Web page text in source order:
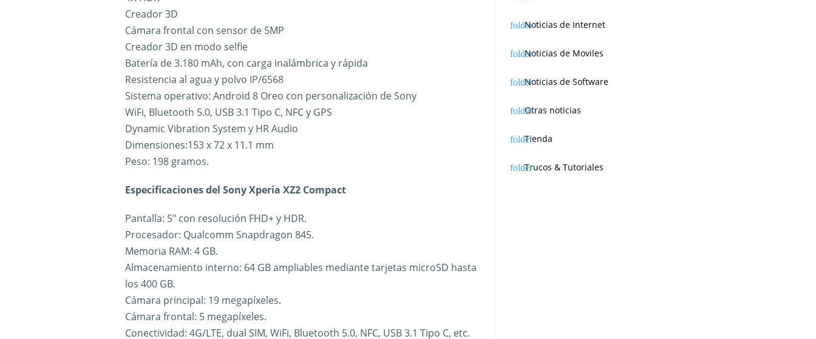
Creador 3D
Cámara frontal con sensor de 5MP
Creador 3D en modo selfie
Batería de 3.180 mAh, con carga inalámbrica y rápida
Resistencia al agua y polvo IP/6568
Sistema operativo: Android 8 Oreo con personalización de Sony
WiFi, Bluetooth 5.0, USB 3.1 Tipo C, NFC y GPS
Dynamic Vibration System y HR Audio
Dimensiones:153 x 72 x 11.1 mm
Peso: 198 gramos.
Especificaciones del Sony Xperia XZ2 Compact
Pantalla: 5″ con resolución FHD+ y HDR.
Procesador: Qualcomm Snapdragon 845.
Memoria RAM: 4 GB.
Almacenamiento interno: 64 GB ampliables mediante tarjetas microSD hasta
los 400 GB.
Cámara principal: 19 megapíxeles.
Cámara frontal: 5 megapíxeles.
Conectividad: 4G/LTE, dual SIM, WiFi, Bluetooth 5.0, NFC, USB 3.1 Tipo C, etc.
Noticias de Internet
Noticias de Moviles
Noticias de Software
Otras noticias
Tienda
Trucos & Tutoriales